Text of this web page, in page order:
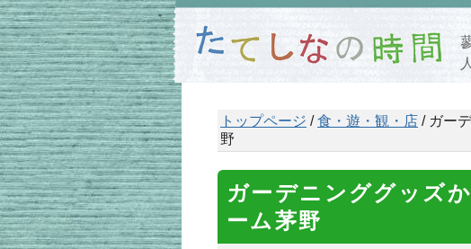
トップページ /食・遊・観・店 / ガー
野
ガーデニンググッズ
ーム茅野